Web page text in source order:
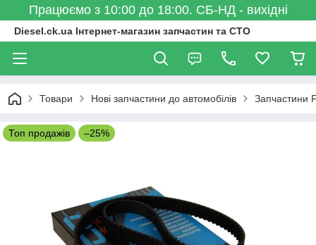
Працюємо з 10:00 до 18:00. СБ-НД - вихідні
Diesel.ck.ua Інтернет-магазин запчастин та СТО
Товари Нові запчастини до автомобілів Запчастини
Топ продажів –25%